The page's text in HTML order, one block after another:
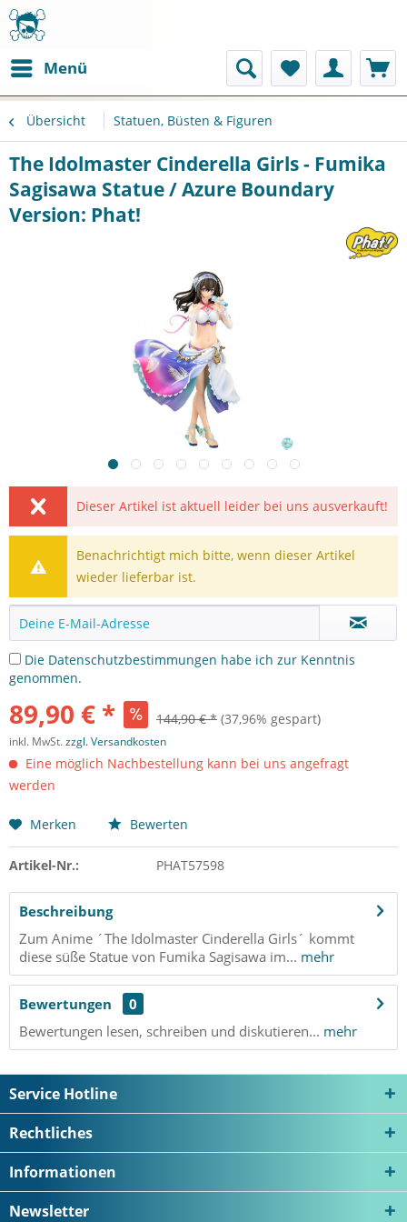
Menü
Übersicht Statuen, Büsten & Figuren
The Idolmaster Cinderella Girls - Fumika
Sagisawa Statue / Azure Boundary
Version: Phat!
Dieser Artikel ist aktuell leider bei uns ausverkauft!
Benachrichtigt mich bitte, wenn dieser Artikel
wieder lieferbar ist.
Die Datenschutzbestimmungen habe ich zur Kenntnis
genommen.
89,90 € * 144,90 € * (37,96% gespart)
inkl. MwSt.zzgl. Versandkosten
Eine möglich Nachbestellung kann bei uns angefragt
werden
Merken Bewerten
Artikel-Nr.: PHAT57598
Beschreibung
Zum Anime ´The Idolmaster Cinderella Girls´ kommt
diese süße Statue von Fumika Sagisawa im... mehr
Bewertungen
0
Bewertungen lesen, schreiben und diskutieren... mehr
Service Hotline
Rechtliches
Informationen
Newsletter